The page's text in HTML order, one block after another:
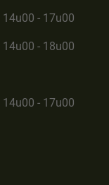
14u00 - 17u00
14u00 - 18u00
14u00 - 17u00